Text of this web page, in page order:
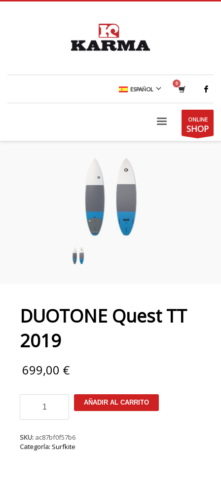
ESPAÑOL
ONLINE
SHOP
DUOTONE Quest TT
2019
699,00 €
TT
cantidad
AÑADIR AL CARRITO
SKU: ac87bf0f57b6
Categoría: Surfkite